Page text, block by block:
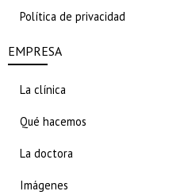
Política de privacidad
EMPRESA
La clínica
Qué hacemos
La doctora
Imágenes